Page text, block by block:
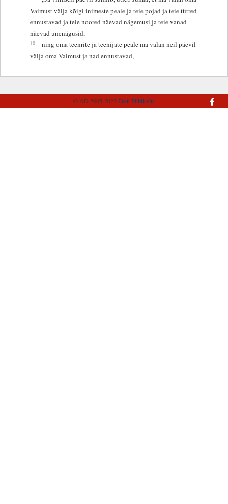
Vaimust välja kõigi inimeste peale ja teie pojad ja teie tütred
ennustavad ja teie noored näevad nägemusi ja teie vanad
näevad unenägusid,
18
ning oma teenrite ja teenijate peale ma valan neil päevil
välja oma Vaimust ja nad ennustavad,
© AD 2005-2022Eesti Piibliselts